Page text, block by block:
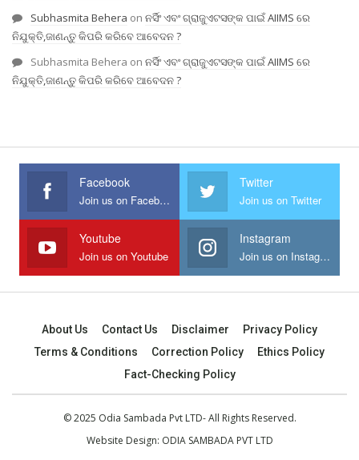
Subhasmita Behera on ନର୍ସିଂ ଏବଂ ଗ୍ରାଜୁଏଟସଙ୍କ ପାଇଁ AIIMS ରେ
ନିଯୁକ୍ତି,ଜାଣନ୍ତୁ କିପରି କରିବେ ଆବେଦନ ?
Subhasmita Behera on ନର୍ସିଂ ଏବଂ ଗ୍ରାଜୁଏଟସଙ୍କ ପାଇଁ AIIMS ରେ
ନିଯୁକ୍ତି,ଜାଣନ୍ତୁ କିପରି କରିବେ ଆବେଦନ ?
Facebook
Join us on Facebook
Twitter
Join us on Twitter
Youtube
Join us on Youtube
Instagram
Join us on Instagram
About Us Contact Us Disclaimer
Privacy Policy
Terms & Conditions
Correction Policy
Ethics Policy
Fact-Checking Policy
© 2025 Odia Sambada Pvt LTD- All Rights Reserved.
Website Design: ODIA SAMBADA PVT LTD